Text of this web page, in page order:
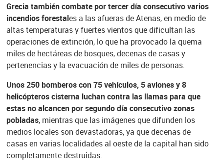
Grecia también combate por tercer día consecutivo varios
incendios forestales a las afueras de Atenas, en medio de
altas temperaturas y fuertes vientos que dificultan las
operaciones de extinción, lo que ha provocado la quema
miles de hectáreas de bosques, decenas de casas y
pertenencias y la evacuación de miles de personas.
Unos 250 bomberos con 75 vehículos, 5 aviones y 8
helicópteros cisterna luchan contra las llamas para que
estas no alcancen por segundo día consecutivo zonas
pobladas, mientras que las imágenes que difunden los
medios locales son devastadoras, ya que decenas de
casas en varias localidades al oeste de la capital han sido
completamente destruidas.